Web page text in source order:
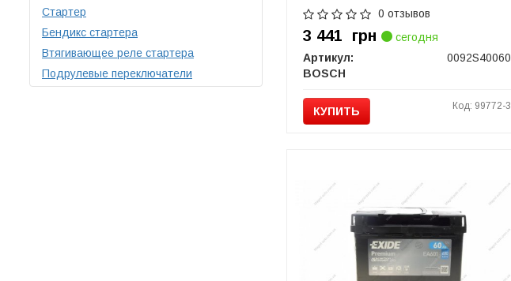
Стартер
Бендикс стартера
Втягивающее реле стартера
Подрулевые переключатели
0 отзывов
3 441 грн
сегодня
Артикул:
0092S40060
BOSCH
КУПИТЬ Код: 99772-3